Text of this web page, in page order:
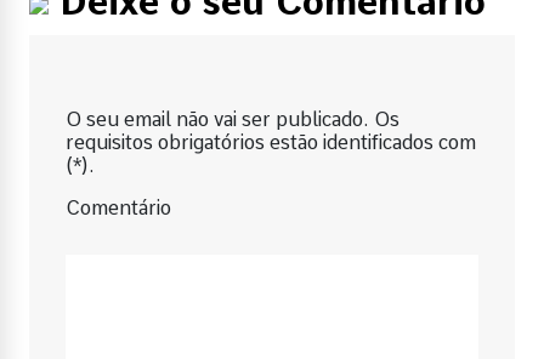
O seu email não vai ser publicado. Os
requisitos obrigatórios estão identificados com
(*).
Comentário